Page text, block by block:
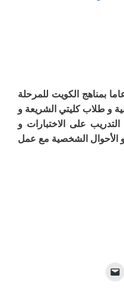
تربية إسلامية خبرة 28 عاما بمناهج الكويت للمرحلة
و طلاب كليتي الشريعة و
على الاختبارات و
و الأحوال الشخصية مع عمل